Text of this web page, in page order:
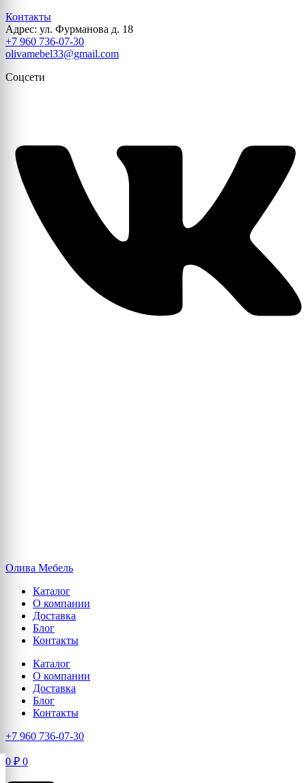
Контакты
Адрес: ул. Фурманова д. 18
+7 960 736-07-30
olivamebel33@gmail.com
Соцсети
Олива Мебель
Каталог
О компании
Доставка
Блог
Контакты
Каталог
О компании
Доставка
Блог
Контакты
+7 960 736-07-30
0 ₽ 0